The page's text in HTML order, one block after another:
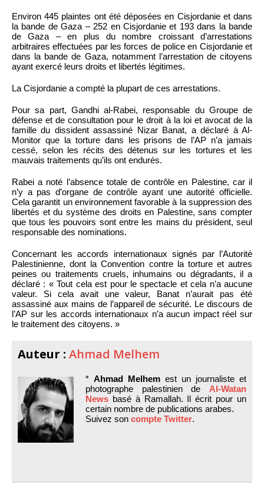
Environ 445 plaintes ont été déposées en Cisjordanie et dans
la bande de Gaza – 252 en Cisjordanie et 193 dans la bande
de Gaza – en plus du nombre croissant d’arrestations
arbitraires effectuées par les forces de police en Cisjordanie et
dans la bande de Gaza, notamment l’arrestation de citoyens
ayant exercé leurs droits et libertés légitimes.
La Cisjordanie a compté la plupart de ces arrestations.
Pour sa part, Gandhi al-Rabei, responsable du Groupe de
défense et de consultation pour le droit à la loi et avocat de la
famille du dissident assassiné Nizar Banat, a déclaré à Al-
Monitor que la torture dans les prisons de l’AP n’a jamais
cessé, selon les récits des détenus sur les tortures et les
mauvais traitements qu’ils ont endurés.
Rabei a noté l’absence totale de contrôle en Palestine, car il
n’y a pas d’organe de contrôle ayant une autorité officielle.
Cela garantit un environnement favorable à la suppression des
libertés et du système des droits en Palestine, sans compter
que tous les pouvoirs sont entre les mains du président, seul
responsable des nominations.
Concernant les accords internationaux signés par l’Autorité
Palestinienne, dont la Convention contre la torture et autres
peines ou traitements cruels, inhumains ou dégradants, il a
déclaré : « Tout cela est pour le spectacle et cela n’a aucune
valeur. Si cela avait une valeur, Banat n’aurait pas été
assassiné aux mains de l’appareil de sécurité. Le discours de
l’AP sur les accords internationaux n’a aucun impact réel sur
le traitement des citoyens. »
Auteur : Ahmad Melhem
* Ahmad Melhem est un journaliste et
photographe palestinien de Al-Watan
News basé à Ramallah. Il écrit pour un
certain nombre de publications arabes.
Suivez son compte Twitter.